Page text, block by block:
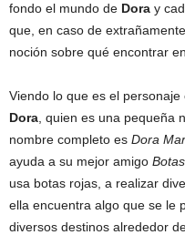
fondo el mundo de Dora y
que, en caso de
noción sobre qué encontrar
Viendo lo que es el
Dora , quien es una pequeña
nombre completo es Dora
ayuda a su mejor amigo Botas
usa botas rojas, a realizar
ella encuentra algo que se le
diversos destinos alrededor